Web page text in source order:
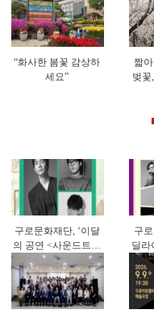
“화사한 봄꽃 감상하
세요”
짧
벚
구로문화재단, ‘이달
의 공연 <사운드트립
>’ 9월 공연 개최
구
딜라
리